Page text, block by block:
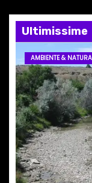
e
a
r
t
i
c
o
Ultimissime
AMBIENTE & NATURA